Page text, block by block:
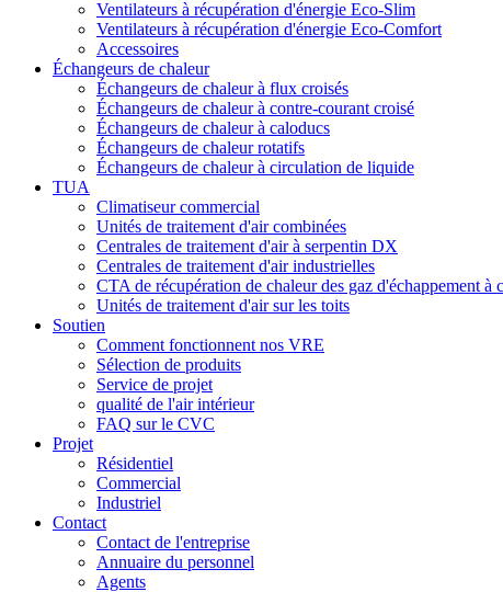
Ventilateurs à récupération d'énergie Eco-Slim
Ventilateurs à récupération d'énergie Eco-Comfort
Accessoires
Échangeurs de chaleur
Échangeurs de chaleur à flux croisés
Échangeurs de chaleur à contre-courant croisé
Échangeurs de chaleur à caloducs
Échangeurs de chaleur rotatifs
Échangeurs de chaleur à circulation de liquide
TUA
Climatiseur commercial
Unités de traitement d'air combinées
Centrales de traitement d'air à serpentin DX
Centrales de traitement d'air industrielles
CTA de récupération de chaleur des gaz d'échappement à
Unités de traitement d'air sur les toits
Soutien
Comment fonctionnent nos VRE
Sélection de produits
Service de projet
qualité de l'air intérieur
FAQ sur le CVC
Projet
Résidentiel
Commercial
Industriel
Contact
Contact de l'entreprise
Annuaire du personnel
Agents